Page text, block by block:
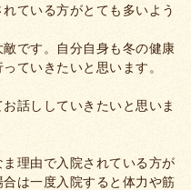
ている方がとても多いよう
です。自分自身も冬の健康
ていきたいと思います。
話ししていきたいと思いま
理由で入院されている方が
は一度入院すると体力や筋